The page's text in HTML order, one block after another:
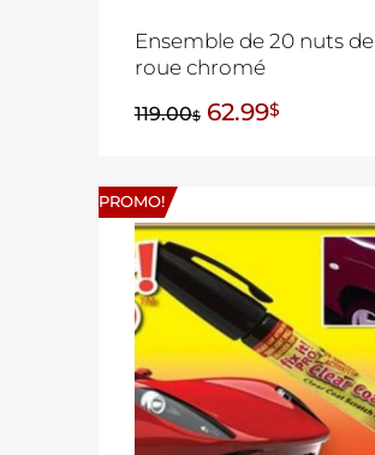
Ensemble de 20 nuts de
roue chromé
119.00$ 62.99$
PROMO!